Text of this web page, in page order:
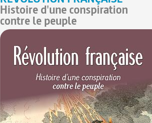
Histoire d'une conspiration
contre le peuple